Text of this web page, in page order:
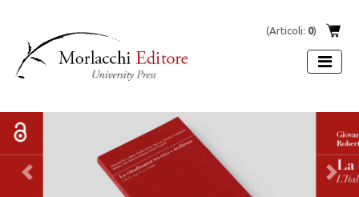
(Articoli: 0)
Previous Next